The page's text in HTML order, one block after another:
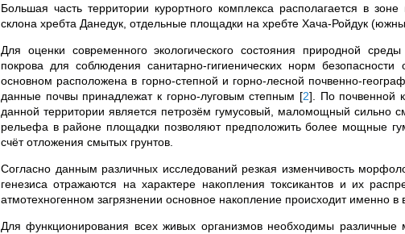
Большая часть территории курортного комплекса располагается в
склона хребта Данедук, отдельные площадки на хребте Хача-Ройдук
Для оценки современного экологического состояния природной
покрова для соблюдения санитарно-гигиенических норм безопасности
основном расположена в горно-степной и горно-лесной почвенно-
данные почвы принадлежат к горно-луговым степным [2] . По почвенной
данной территории является петрозём гумусовый, маломощный сильно
рельефа в районе площадки позволяют предположить более мощные
счёт отложения смытых грунтов.
Согласно данным различных исследований резкая изменчивость
генезиса отражаются на характере накопления токсикантов и их
атмотехногенном загрязнении основное накопление происходит именно
Для функционирования всех живых организмов необходимы